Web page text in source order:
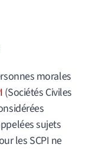
morales
(Sociétés Civiles
sujets
les SCPI ne